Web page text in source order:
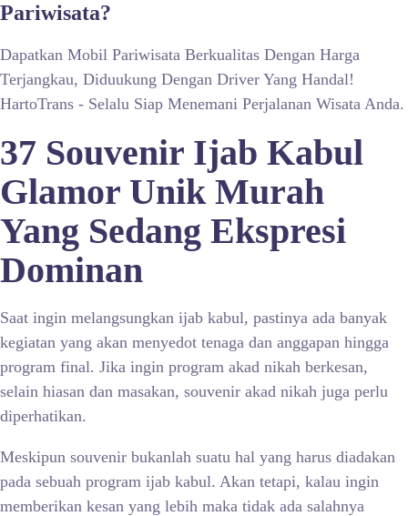
Pariwisata?
Dapatkan Mobil Pariwisata Berkualitas Dengan Harga
Terjangkau, Diduukung Dengan Driver Yang Handal!
HartoTrans - Selalu Siap Menemani Perjalanan Wisata Anda.
37 Souvenir Ijab Kabul
Glamor Unik Murah
Yang Sedang Ekspresi
Dominan
Saat ingin melangsungkan ijab kabul, pastinya ada banyak
kegiatan yang akan menyedot tenaga dan anggapan hingga
program final. Jika ingin program akad nikah berkesan,
selain hiasan dan masakan, souvenir akad nikah juga perlu
diperhatikan.
Meskipun souvenir bukanlah suatu hal yang harus diadakan
pada sebuah program ijab kabul. Akan tetapi, kalau ingin
memberikan kesan yang lebih maka tidak ada salahnya